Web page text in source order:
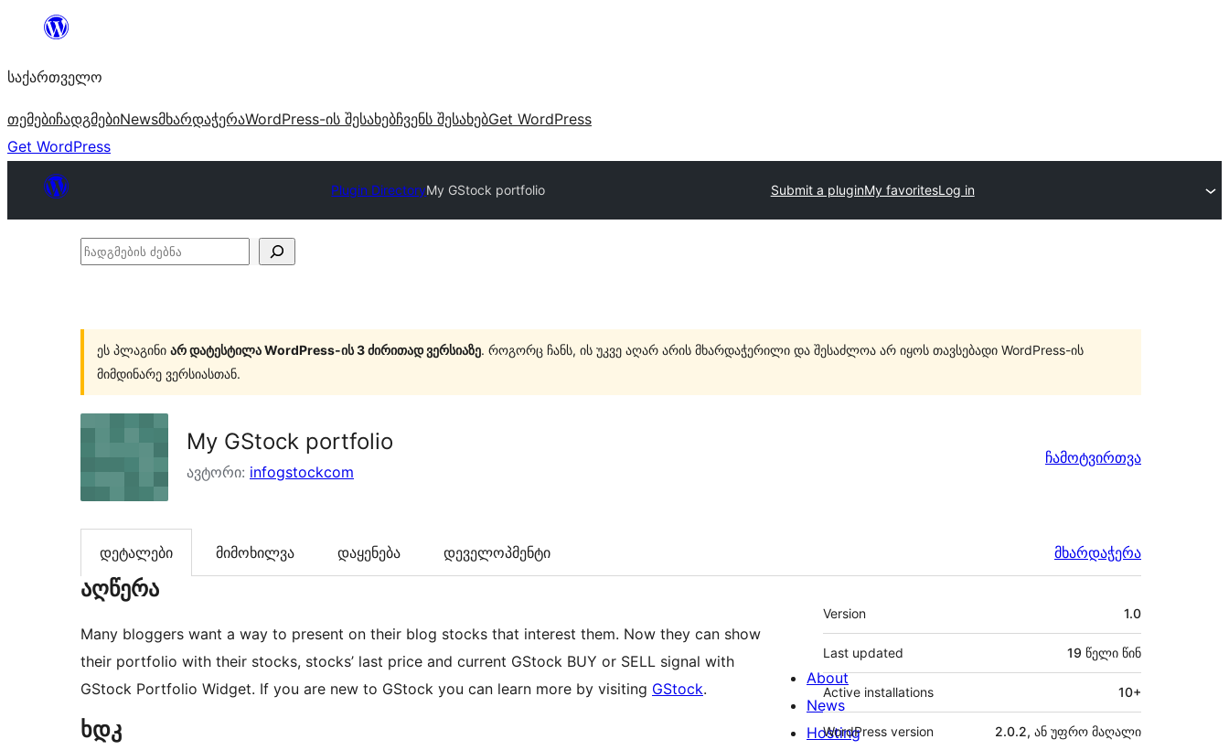
შიგთავსზე
საქართველო
თემებიჩადგმებიNewsმხარდაჭერაWordPress-ის შესახებჩვენს შესახებGet WordPress
Get WordPress
Plugin DirectoryMy GStock portfolio Submit a pluginMy favoritesLog in
ჩადგმების
ეს პლაგინი არ დატესტილა WordPress-ის 3 ძირითად ვერსიაზე. როგორც ჩანს, ის უკვე აღარ არის მხარდაჭერილი და შესაძლოა არ იყოს თავსებადი WordPress-ის
მიმდინარე ვერსიასთან.
My GStock portfolio
ავტორი: infogstockcom
ჩამოტვირთვა
დეტალები მიმოხილვა დაყენება დეველოპმენტი მხარდაჭერა
აღწერა
Many bloggers want a way to present on their blog stocks that interest them. Now they can show
their portfolio with their stocks, stocks’ last price and current GStock BUY or SELL signal with
GStock Portfolio Widget. If you are new to GStock you can learn more by visiting GStock.
ხდკ
მეტა
Version 1.0
Last updated 19 წელი წინ
Active installations 10+
WordPress version 2.0.2, ან უფრო მაღალი
About
News
Hosting